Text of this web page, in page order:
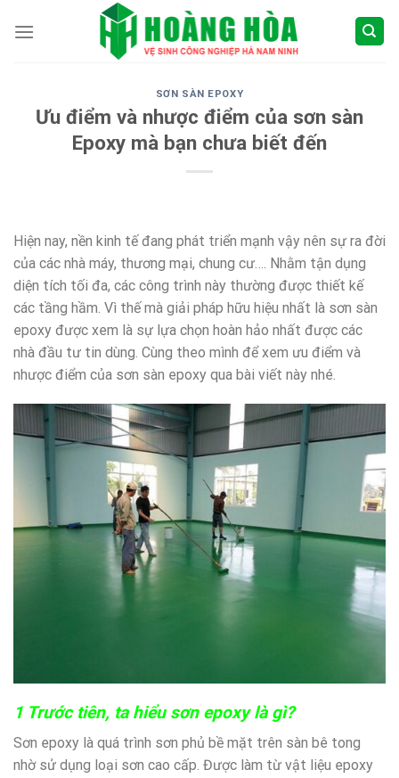
SƠN SÀN EPOXY
Ưu điểm và nhược điểm của sơn sàn
Epoxy mà bạn chưa biết đến
Hiện nay, nền kinh tế đang phát triển mạnh vậy nên sự ra đời
của các nhà máy, thương mại, chung cư…. Nhằm tận dụng
diện tích tối đa, các công trình này thường được thiết kế
các tầng hầm. Vì thế mà giải pháp hữu hiệu nhất là sơn sàn
epoxy được xem là sự lựa chọn hoàn hảo nhất được các
nhà đầu tư tin dùng. Cùng theo mình để xem ưu điểm và
nhược điểm của sơn sàn epoxy qua bài viết này nhé.
1 Trước tiên, ta hiểu sơn epoxy là gì?
Sơn epoxy là quá trình sơn phủ bề mặt trên sàn bê tong
nhờ sử dụng loại sơn cao cấp. Được làm từ vật liệu epoxy